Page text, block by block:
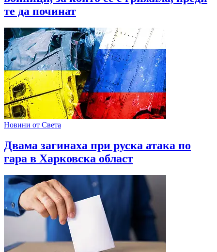
те да починат
Новини от Света
Двама загинаха при руска атака по
гара в Харковска област